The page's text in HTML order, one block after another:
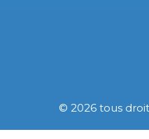
© 2026 tous